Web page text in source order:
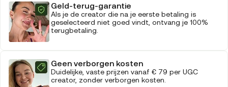
Geld-terug-garantie
Als je de creator die na je eerste betaling is
geselecteerd niet goed vindt, ontvang je 100%
terugbetaling.
Geen verborgen kosten
Duidelijke, vaste prijzen vanaf € 79 per UGC
creator, zonder verborgen kosten.